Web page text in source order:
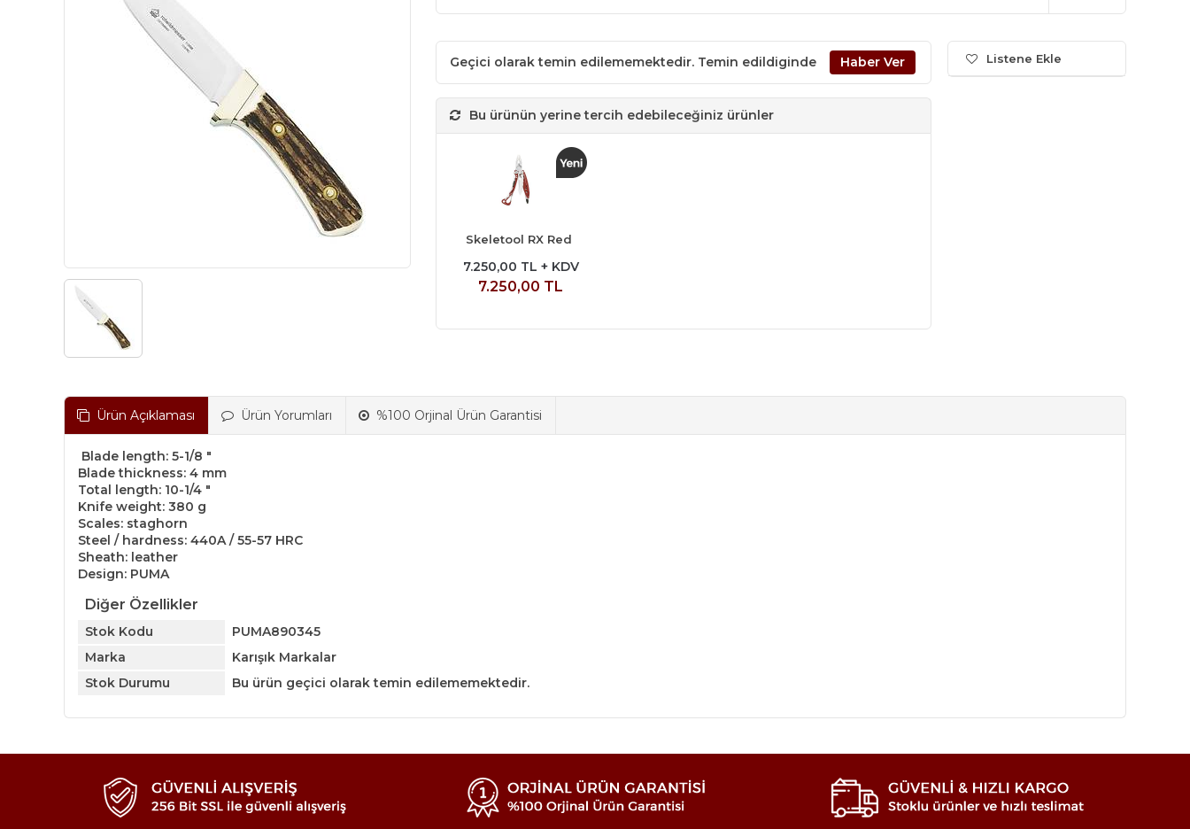
Geçici olarak temin edilememektedir. Temin edildiginde
Bu ürünün yerine tercih edebileceğiniz ürünler
Skeletool RX Red
7.250,00 TL + KDV
7.250,00 TL
Listene Ekle
Ürün Açıklaması Ürün Yorumları %100 Orjinal Ürün Garantisi
Blade length: 5-1/8 "
Blade thickness: 4 mm
Total length: 10-1/4 "
Knife weight: 380 g
Scales: staghorn
Steel / hardness: 440A / 55-57 HRC
Sheath: leather
Design: PUMA
Diğer Özellikler
Stok Kodu
PUMA890345
Marka
Karışık Markalar
Stok Durumu
Bu ürün geçici olarak temin edilememektedir.